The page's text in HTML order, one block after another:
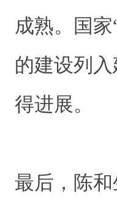
成熟。国
的建设列
得进展。
最后，陈